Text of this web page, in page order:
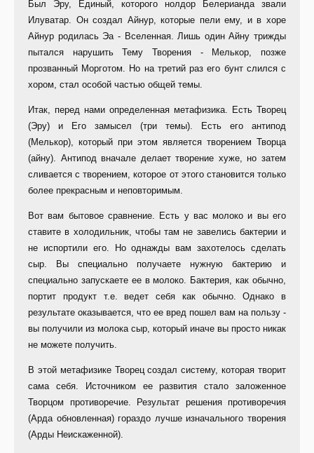
Был Эру, Единый, которого нолдор Белерианда звали
Илуватар. Он создал Айнур, которые пели ему, и в хоре
Айнур родилась Эа - Вселенная. Лишь один Айну трижды
пытался нарушить Тему Творения - Мелькор, позже
прозванный Морготом. Но на третий раз его бунт слился с
хором, стал особой частью общей темы.
Итак, перед нами определенная метафизика. Есть Творец
(Эру) и Его замысел (три темы). Есть его антипод
(Мелькор), который при этом является творением Творца
(айну). Антипод вначале делает творение хуже, но затем
сливается с творением, которое от этого становится только
более прекрасным и неповторимым.
Вот вам бытовое сравнение. Есть у вас молоко и вы его
ставите в холодильник, чтобы там не завелись бактерии и
не испортили его. Но однажды вам захотелось сделать
сыр. Вы специально получаете нужную бактерию и
специально запускаете ее в молоко. Бактерия, как обычно,
портит продукт т.е. ведет себя как обычно. Однако в
результате оказывается, что ее вред пошел вам на пользу -
вы получили из молока сыр, который иначе вы просто никак
не можете получить.
В этой метафизике Творец создал систему, которая творит
сама себя. Источником ее развития стало заложенное
Творцом противоречие. Результат решения противоречия
(Арда обновленная) гораздо лучше изначального творения
(Арды Неискаженной).